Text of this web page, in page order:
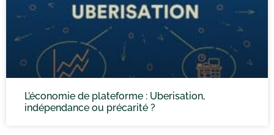
L’économie de plateforme : Uberisation,
indépendance ou précarité ?